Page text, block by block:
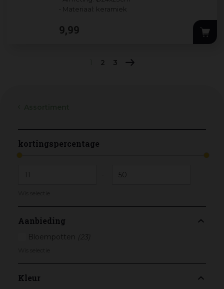
• Materiaal: keramiek
9,99
2 3
kortingspercentage
-
Aanbieding
Bloempotten (23)
Kleur